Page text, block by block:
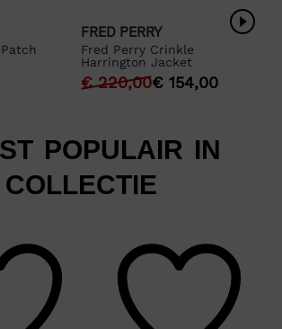
FRED PERRY
Fred Perry Crinkle
Harrington Jacket
€220,00€ 154,00
POPULAIR IN
COLLECTIE